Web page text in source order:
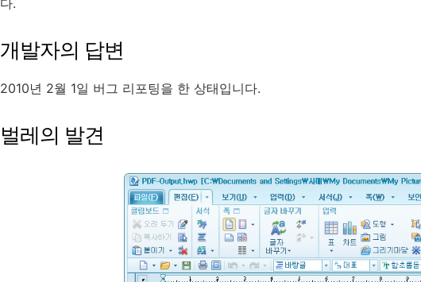
개발자의 답변
2010년 2월 1일 버그 리포팅을 한 상태입니다.
벌레의 발견